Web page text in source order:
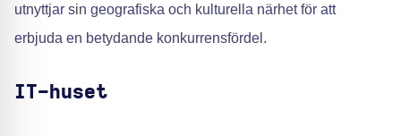
utnyttjar sin geografiska och kulturella närhet för att
erbjuda en betydande konkurrensfördel.
IT-huset